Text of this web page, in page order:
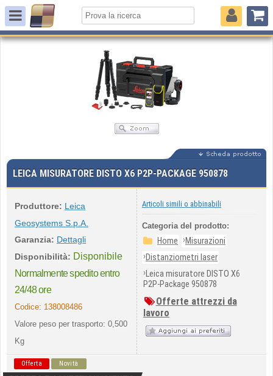
LEICA MISURATORE DISTO X6 P2P-PACKAGE 950878
Produttore: Leica
Geosystems S.p.A.
Garanzia: Dettagli
Disponibilità: Disponibile
Normalmente spedito entro
24/48 ore
Codice: 138008486
Valore peso per trasporto: 0,500
Kg
Articoli simili o abbinabili
Categoria del prodotto:
Home ›Misurazioni
›Distanziometri laser
›Leica misuratore DISTO X6
P2P-Package 950878
Offerte attrezzi da
lavoro
Offerta Novità